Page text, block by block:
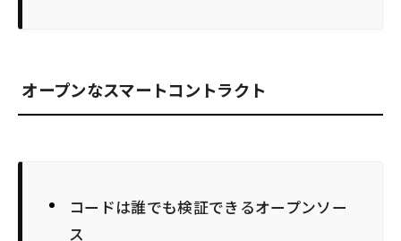
オープンなスマートコントラクト
コードは誰でも検証できるオープンソー
ス